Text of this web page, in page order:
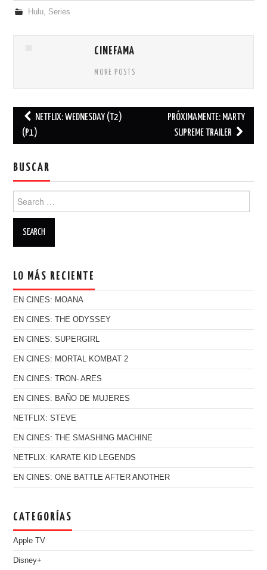
Hulu, Series
CINEFAMA
MORE POSTS
Post navigation
NETFLIX: WEDNESDAY (T2)
(P1)
PRÓXIMAMENTE: MARTY
SUPREME TRAILER
BUSCAR
Search for:
LO MÁS RECIENTE
EN CINES: MOANA
EN CINES: THE ODYSSEY
EN CINES: SUPERGIRL
EN CINES: MORTAL KOMBAT 2
EN CINES: TRON- ARES
EN CINES: BAÑO DE MUJERES
NETFLIX: STEVE
EN CINES: THE SMASHING MACHINE
NETFLIX: KARATE KID LEGENDS
EN CINES: ONE BATTLE AFTER ANOTHER
CATEGORÍAS
Apple TV
Disney+